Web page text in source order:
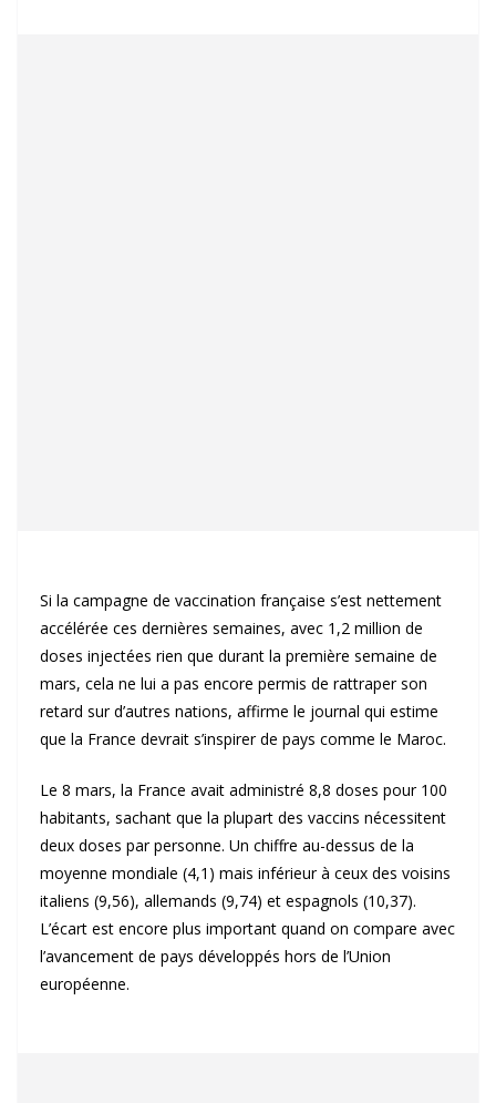
Si la campagne de vaccination française s’est nettement
accélérée ces dernières semaines, avec 1,2 million de
doses injectées rien que durant la première semaine de
mars, cela ne lui a pas encore permis de rattraper son
retard sur d’autres nations, affirme le journal qui estime
que la France devrait s’inspirer de pays comme le Maroc.
Le 8 mars, la France avait administré 8,8 doses pour 100
habitants, sachant que la plupart des vaccins nécessitent
deux doses par personne. Un chiffre au-dessus de la
moyenne mondiale (4,1) mais inférieur à ceux des voisins
italiens (9,56), allemands (9,74) et espagnols (10,37).
L’écart est encore plus important quand on compare avec
l’avancement de pays développés hors de l’Union
européenne.